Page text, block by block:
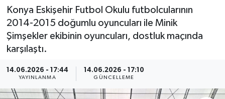
Konya Eskişehir Futbol Okulu futbolcularının
2014-2015 doğumlu oyuncuları ile Minik
Şimşekler ekibinin oyuncuları, dostluk maçında
karşılaştı.
14.06.2026 - 17:44
YAYINLANMA
14.06.2026 - 17:10
GÜNCELLEME
Tüm Manşetler
Son Dakika Haberleri
Haber Arşivi